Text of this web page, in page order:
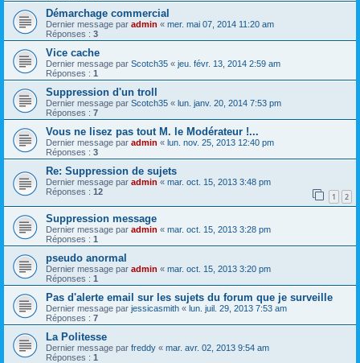
Démarchage commercial
Dernier message par admin « mer. mai 07, 2014 11:20 am
Réponses : 3
Vice cache
Dernier message par Scotch35 « jeu. févr. 13, 2014 2:59 am
Réponses : 1
Suppression d'un troll
Dernier message par Scotch35 « lun. janv. 20, 2014 7:53 pm
Réponses : 7
Vous ne lisez pas tout M. le Modérateur !...
Dernier message par admin « lun. nov. 25, 2013 12:40 pm
Réponses : 3
Re: Suppression de sujets
Dernier message par admin « mar. oct. 15, 2013 3:48 pm
Réponses : 12 1 2
Suppression message
Dernier message par admin « mar. oct. 15, 2013 3:28 pm
Réponses : 1
pseudo anormal
Dernier message par admin « mar. oct. 15, 2013 3:20 pm
Réponses : 1
Pas d'alerte email sur les sujets du forum que je surveille
Dernier message par jessicasmith « lun. juil. 29, 2013 7:53 am
Réponses : 7
La Politesse
Dernier message par freddy « mar. avr. 02, 2013 9:54 am
Réponses : 1